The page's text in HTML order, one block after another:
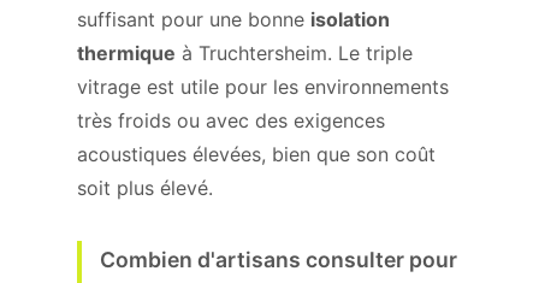
suffisant pour une bonne isolation
thermique à Truchtersheim. Le triple
vitrage est utile pour les environnements
très froids ou avec des exigences
acoustiques élevées, bien que son coût
soit plus élevé.
Combien d'artisans consulter pour